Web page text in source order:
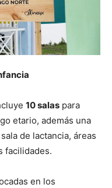
10 salas para
etario, además una
de lactancia, áreas
facilidades.
en los